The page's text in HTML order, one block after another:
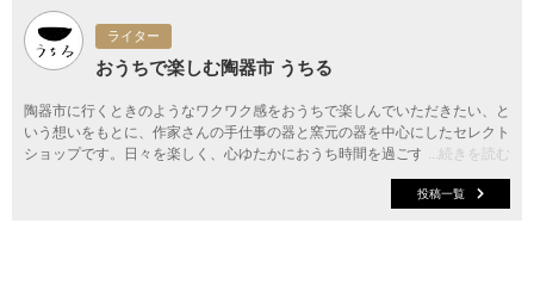
ライター
おうちで楽しむ陶器市 うちる
...続きを読む
陶器市に行くときのようなワクワク感をおうちで楽しんでいただきたい、と
いう想いをもとに、作家さんの手仕事の器と窯元の器を中心にしたセレクト
ショップです。日々を楽しく、心ゆたかにおうち時間を過ごすお手伝いがで
投稿一覧